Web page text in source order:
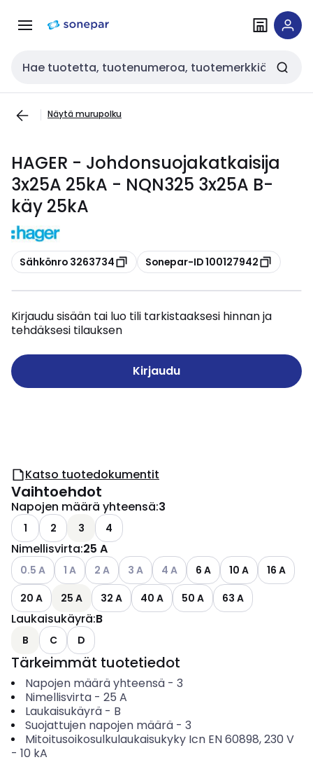
navigointiinsisältöön
Haku
Näytä murupolku
HAGER - Johdonsuojakatkaisija
3x25A 25kA - NQN325 3x25A B-
käy 25kA
Kopioi
Sähkönro 3263734 Kopioi
Sonepar-ID 100127942
Kirjaudu sisään tai luo tili tarkistaaksesi hinnan ja
tehdäksesi tilauksen
Kirjaudu
Katso tuotedokumentit
Vaihtoehdot
Napojen määrä yhteensä:3
1 2 3 4
Nimellisvirta:25 A
Katso käytettävissä olevat vaihtoehdot
0.5 A Katso käytettävissä olevat vaihtoehdot
1 A Katso käytettävissä olevat vaihtoehdot
2 A Katso käytettävissä olevat vaihtoehdot
3 A Katso käytettävissä olevat
4 A 6 A 10 A
16 A
20 A
25 A 32 A 40 A 50 A 63 A
Laukaisukäyrä:B
B C D
Tärkeimmät tuotetiedot
Napojen määrä yhteensä- 3
Nimellisvirta- 25 A
Laukaisukäyrä- B
Suojattujen napojen määrä- 3
Mitoitusoikosulkulaukaisukyky Icn EN 60898, 230 V
- 10 kA